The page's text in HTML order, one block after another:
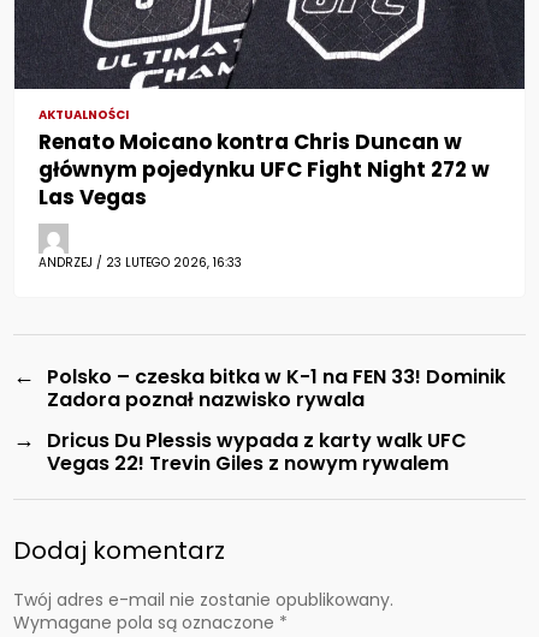
AKTUALNOŚCI
Renato Moicano kontra Chris Duncan w
głównym pojedynku UFC Fight Night 272 w
Las Vegas
ANDRZEJ / 23 LUTEGO 2026, 16:33
←
Polsko – czeska bitka w K-1 na FEN 33! Dominik
Zadora poznał nazwisko rywala
→
Dricus Du Plessis wypada z karty walk UFC
Vegas 22! Trevin Giles z nowym rywalem
Dodaj komentarz
Twój adres e-mail nie zostanie opublikowany.
Wymagane pola są oznaczone *